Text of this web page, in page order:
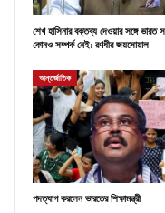
শেখ হাসিনার বক্তব্য দেওয়ার সঙ্গে ভারত
কোনও সম্পর্ক নেই: রণধীর জয়সোয়াল
আন্তর্জাতিক
পদত্যাগ করলেন ভারতের শিক্ষামন্ত্রী